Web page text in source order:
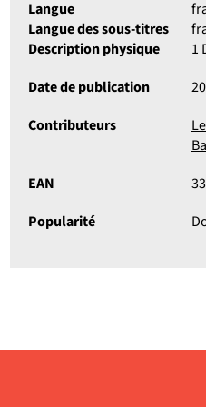
Langue
Langue des sous-titres
Description physique
1
Date de publication
Contributeurs
EAN
Popularité